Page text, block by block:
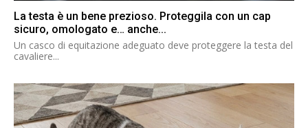
La testa è un bene prezioso. Proteggila con un cap
sicuro, omologato e… anche...
Un casco di equitazione adeguato deve proteggere la testa del
cavaliere...